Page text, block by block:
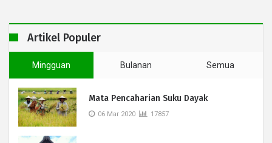
Artikel Populer
Mingguan Bulanan Semua
Mata Pencaharian Suku Dayak
06 Mar 2020 17857